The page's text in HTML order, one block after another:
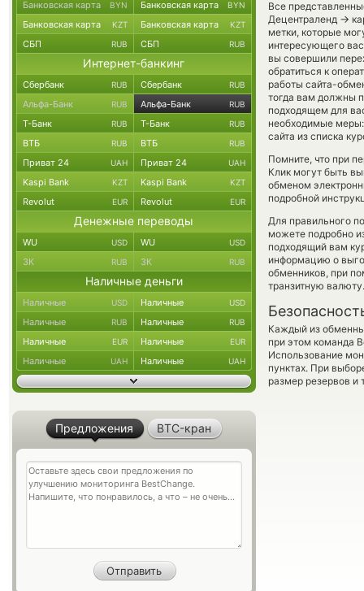
Все
Децентраленд →
метки, которые
интересующего
вы совершили
обратиться к
работы сайта-
тогда вам должны
подходящем для
необходимые
сайта из списка
Помните, что при
Клик могут быть
обменом
подробной
Для правильного
можете подробно
подходящий вам
информацию о
обменников, при
транзитную валюту.
Каждый из
при этом команда
Использование
пунктах. При
размер резервов и
Банковская карта BYN Банковская карта BYN
Банковская карта KZT Банковская карта KZT
СБП RUB СБП RUB
Интернет-банкинг
Сбербанк RUB Сбербанк RUB
Альфа-Банк RUB Альфа-Банк RUB
Т-Банк RUB Т-Банк RUB
ВТБ RUB ВТБ RUB
Приват 24 UAH Приват 24 UAH
Kaspi Bank KZT Kaspi Bank KZT
Revolut EUR Revolut EUR
Денежные переводы
WU USD WU USD
ЗК RUB ЗК RUB
Наличные деньги
Наличные USD Наличные USD
Наличные RUB Наличные RUB
Наличные EUR Наличные EUR
Наличные UAH Наличные UAH
Предложения BTC-кран